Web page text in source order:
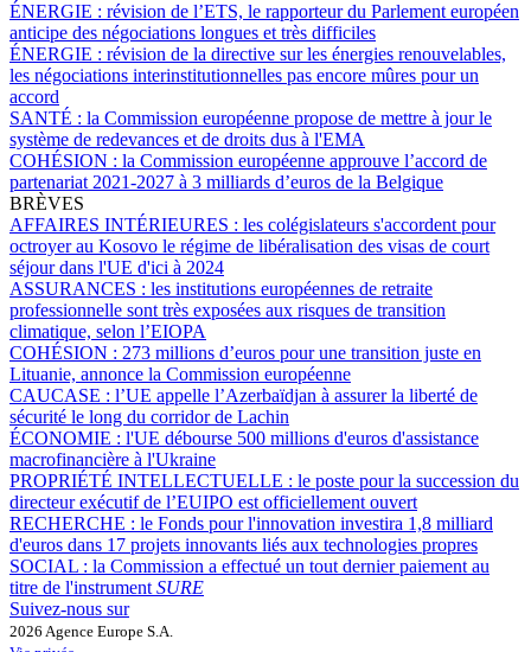
ÉNERGIE : révision de l’ETS, le rapporteur du Parlement européen
anticipe des négociations longues et très difficiles
ÉNERGIE : révision de la directive sur les énergies renouvelables,
les négociations interinstitutionnelles pas encore mûres pour un
accord
SANTÉ : la Commission européenne propose de mettre à jour le
système de redevances et de droits dus à l'EMA
COHÉSION : la Commission européenne approuve l’accord de
partenariat 2021-2027 à 3 milliards d’euros de la Belgique
BRÈVES
AFFAIRES INTÉRIEURES : les colégislateurs s'accordent pour
octroyer au Kosovo le régime de libéralisation des visas de court
séjour dans l'UE d'ici à 2024
ASSURANCES : les institutions européennes de retraite
professionnelle sont très exposées aux risques de transition
climatique, selon l’EIOPA
COHÉSION : 273 millions d’euros pour une transition juste en
Lituanie, annonce la Commission européenne
CAUCASE : l’UE appelle l’Azerbaïdjan à assurer la liberté de
sécurité le long du corridor de Lachin
ÉCONOMIE : l'UE débourse 500 millions d'euros d'assistance
macrofinancière à l'Ukraine
PROPRIÉTÉ INTELLECTUELLE : le poste pour la succession du
directeur exécutif de l’EUIPO est officiellement ouvert
RECHERCHE : le Fonds pour l'innovation investira 1,8 milliard
d'euros dans 17 projets innovants liés aux technologies propres
SOCIAL : la Commission a effectué un tout dernier paiement au
titre de l'instrument SURE
Suivez-nous sur
2026 Agence Europe S.A.